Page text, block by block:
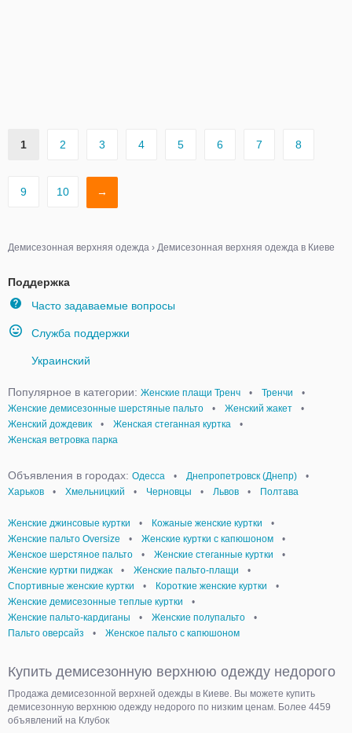
1 2 3 4 5 6 7 8
9 10 →
Демисезонная верхняя одежда › Демисезонная верхняя одежда в Киеве
Поддержка
Часто задаваемые вопросы
Служба поддержки
Украинский
Популярное в категории: Женские плащи Тренч • Тренчи
•
Женские демисезонные шерстяные пальто
• Женский жакет
•
Женский дождевик
• Женская стеганная куртка
•
Женская ветровка парка
Объявления в городах: Одесса • Днепропетровск (Днепр)
•
Харьков
• Хмельницкий • Черновцы • Львов • Полтава
Женские джинсовые куртки • Кожаные женские куртки
•
Женские пальто Oversize
• Женские куртки с капюшоном
•
Женское шерстяное пальто
• Женские стеганные куртки
•
Женские куртки пиджак
• Женские пальто-плащи
•
Спортивные женские куртки
• Короткие женские куртки
•
Женские демисезонные теплые куртки
•
Женские пальто-кардиганы
• Женские полупальто
•
Пальто оверсайз
• Женское пальто с капюшоном
Купить демисезонную верхнюю одежду недорого
Продажа демисезонной верхней одежды в Киеве. Вы можете купить
демисезонную верхнюю одежду недорого по низким ценам. Более 4459
объявлений на Клубок